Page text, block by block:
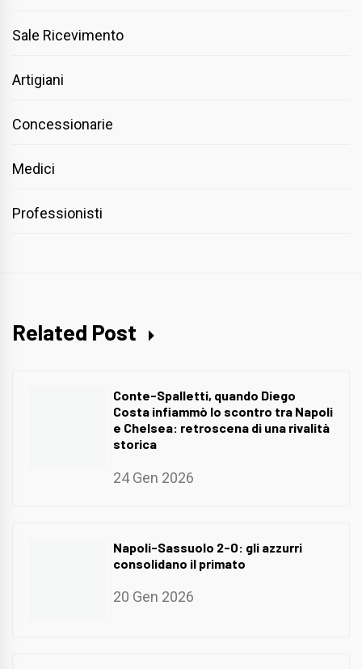
Sale Ricevimento
Artigiani
Concessionarie
Medici
Professionisti
Related Post
Conte-Spalletti, quando Diego
Costa infiammò lo scontro tra Napoli
e Chelsea: retroscena di una rivalità
storica
24 Gen 2026
Napoli-Sassuolo 2-0: gli azzurri
consolidano il primato
20 Gen 2026